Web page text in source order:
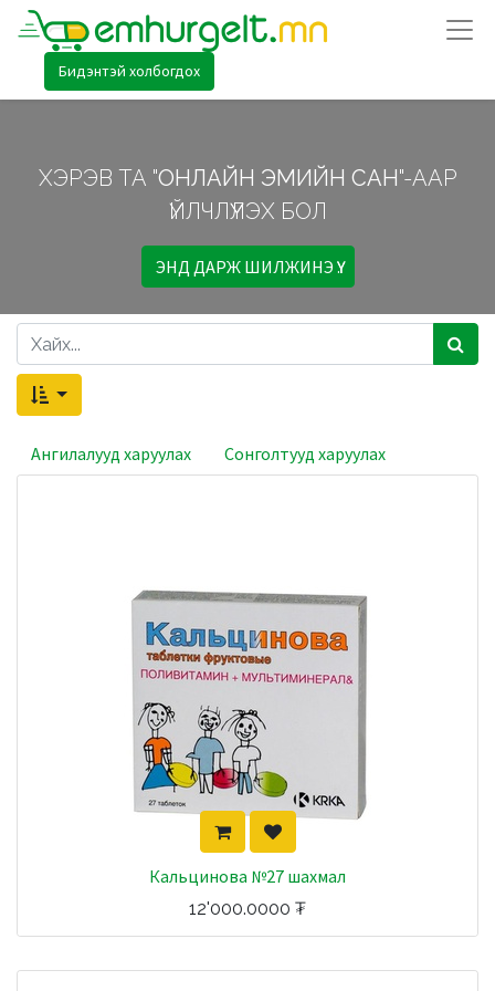
Бидэнтэй холбогдох
ХЭРЭВ ТА "ОНЛАЙН ЭМИЙН САН"-ААР
ҮЙЛЧЛҮҮЛЭХ БОЛ
ЭНД ДАРЖ ШИЛЖИНЭ ҮҮ.
Ангилалууд харуулах Сонголтууд харуулах
Кальцинова №27 шахмал
12'000.0000 ₮